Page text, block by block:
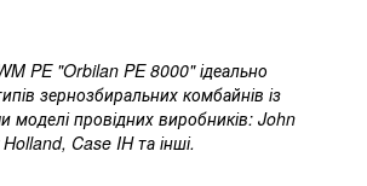
PE "Orbilan PE 8000" ідеально
зернозбиральних комбайнів із
провідних виробників: John
Case IH та інші.